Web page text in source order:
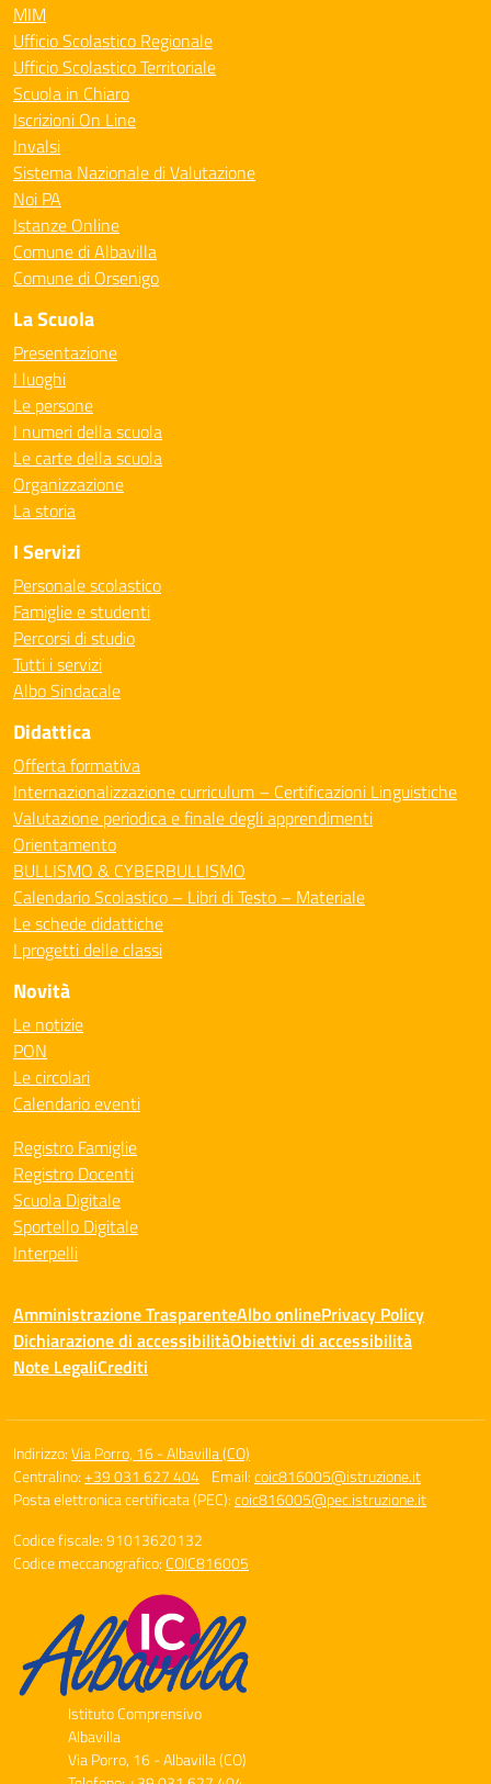
MIM
Ufficio Scolastico Regionale
Ufficio Scolastico Territoriale
Scuola in Chiaro
Iscrizioni On Line
Invalsi
Sistema Nazionale di Valutazione
Noi PA
Istanze Online
Comune di Albavilla
Comune di Orsenigo
La Scuola
Presentazione
I luoghi
Le persone
I numeri della scuola
Le carte della scuola
Organizzazione
La storia
I Servizi
Personale scolastico
Famiglie e studenti
Percorsi di studio
Tutti i servizi
Albo Sindacale
Didattica
Offerta formativa
Internazionalizzazione curriculum – Certificazioni Linguistiche
Valutazione periodica e finale degli apprendimenti
Orientamento
BULLISMO & CYBERBULLISMO
Calendario Scolastico – Libri di Testo – Materiale
Le schede didattiche
I progetti delle classi
Novità
Le notizie
PON
Le circolari
Calendario eventi
Registro Famiglie
Registro Docenti
Scuola Digitale
Sportello Digitale
Interpelli
Amministrazione TrasparenteAlbo onlinePrivacy Policy
Dichiarazione di accessibilitàObiettivi di accessibilità
Note LegaliCrediti
Indirizzo:Via Porro, 16 - Albavilla (CO)
Centralino:+39 031 627 404 Email:coic816005@istruzione.it
Posta elettronica certificata (PEC):coic816005@pec.istruzione.it
Codice fiscale: 91013620132
Codice meccanografico:COIC816005
Istituto Comprensivo
Albavilla
Via Porro, 16 - Albavilla (CO)